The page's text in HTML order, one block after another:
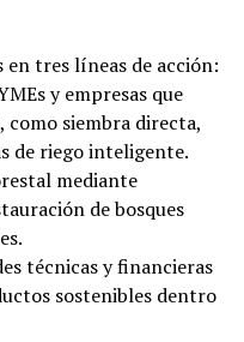
en tres líneas de acción:
y empresas que
siembra directa,
de riego inteligente.
mediante
de bosques
técnicas y financieras
sostenibles dentro